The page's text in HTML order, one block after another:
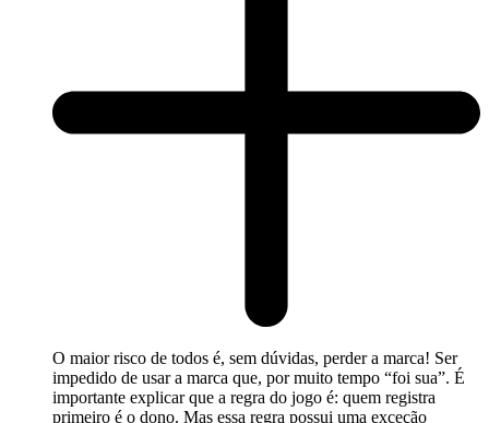
O maior risco de todos é, sem dúvidas, perder a marca! Ser
impedido de usar a marca que, por muito tempo “foi sua”. É
importante explicar que a regra do jogo é: quem registra
primeiro é o dono. Mas essa regra possui uma exceção